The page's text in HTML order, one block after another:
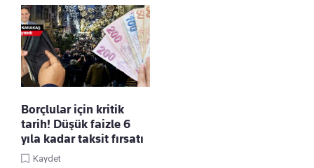
Borçlular için kritik
tarih! Düşük faizle 6
yıla kadar taksit fırsatı
Kaydet